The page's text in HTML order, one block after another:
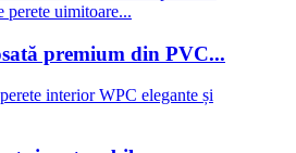
premium din PVC...